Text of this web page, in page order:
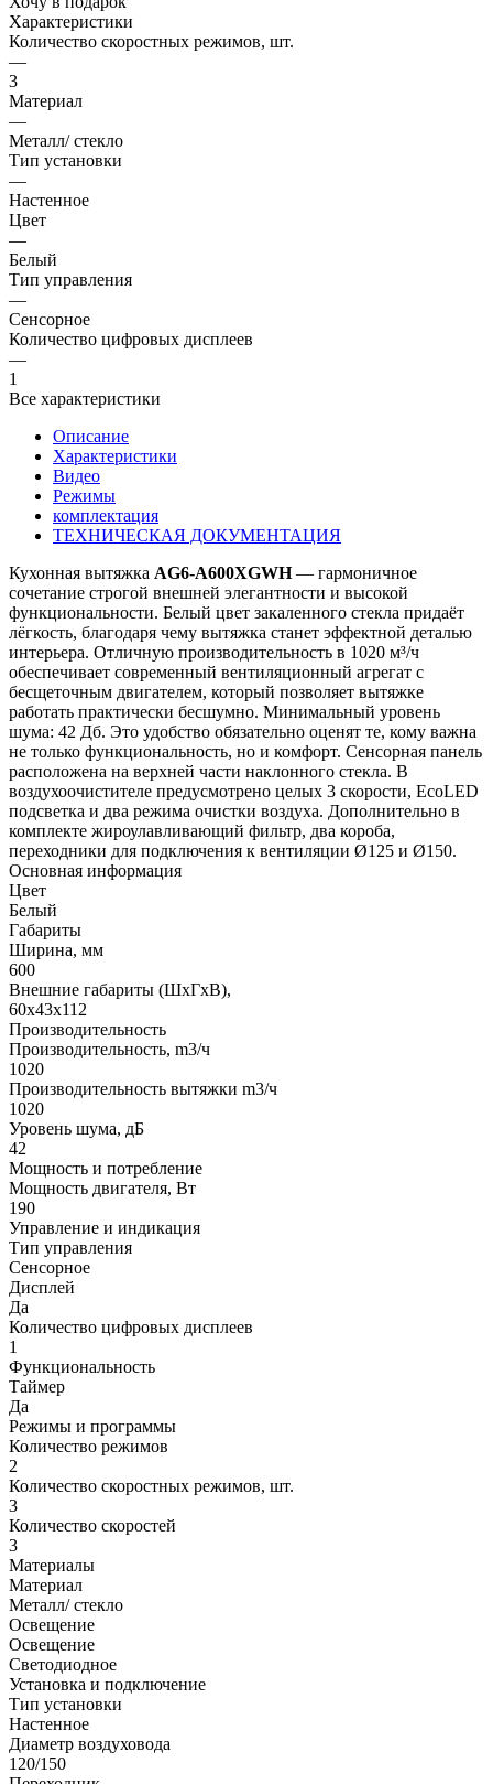
Характеристики
Количество скоростных режимов, шт.
—
3
Материал
—
Металл/ стекло
Тип установки
—
Настенное
Цвет
—
Белый
Тип управления
—
Сенсорное
Количество цифровых дисплеев
—
1
Все характеристики
Описание
Характеристики
Видео
Режимы
комплектация
ТЕХНИЧЕСКАЯ ДОКУМЕНТАЦИЯ
Кухонная вытяжка AG6-A600XGWH— гармоничное
сочетание строгой внешней элегантности и высокой
функциональности. Белый цвет закаленного стекла придаёт
лёгкость, благодаря чему вытяжка станет эффектной деталью
интерьера. Отличную производительность в 1020 м³/ч
обеспечивает современный вентиляционный агрегат с
бесщеточным двигателем, который позволяет вытяжке
работать практически бесшумно. Минимальный уровень
шума: 42 Дб. Это удобство обязательно оценят те, кому важна
не только функциональность, но и комфорт. Сенсорная панель
расположена на верхней части наклонного стекла. В
воздухоочистителе предусмотрено целых 3 скорости, EcoLED
подсветка и два режима очистки воздуха. Дополнительно в
комплекте жироулавливающий фильтр, два короба,
переходники для подключения к вентиляции Ø125 и Ø150.
Основная информация
Цвет
Белый
Габариты
Ширина, мм
600
Внешние габариты (ШхГхВ),
60х43х112
Производительность
Производительность, m3/ч
1020
Производительность вытяжки m3/ч
1020
Уровень шума, дБ
42
Мощность и потребление
Мощность двигателя, Вт
190
Управление и индикация
Тип управления
Сенсорное
Дисплей
Да
Количество цифровых дисплеев
1
Функциональность
Таймер
Да
Режимы и программы
Количество режимов
2
Количество скоростных режимов, шт.
3
Количество скоростей
3
Материалы
Материал
Металл/ стекло
Освещение
Освещение
Светодиодное
Установка и подключение
Тип установки
Настенное
Диаметр воздуховода
120/150